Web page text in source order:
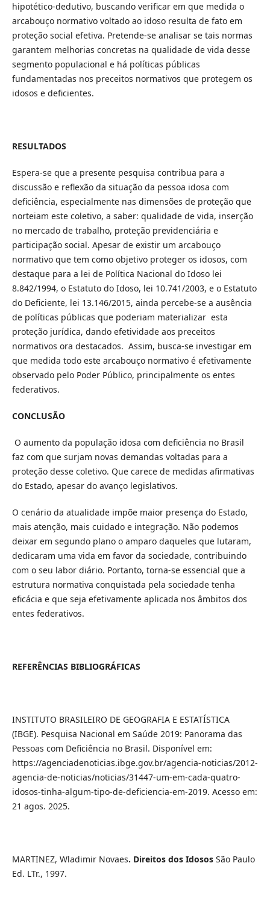
hipotético-dedutivo, buscando verificar em que medida o
arcabouço normativo voltado ao idoso resulta de fato em
proteção social efetiva. Pretende-se analisar se tais normas
garantem melhorias concretas na qualidade de vida desse
segmento populacional e há políticas públicas
fundamentadas nos preceitos normativos que protegem os
idosos e deficientes.
RESULTADOS
Espera-se que a presente pesquisa contribua para a
discussão e reflexão da situação da pessoa idosa com
deficiência, especialmente nas dimensões de proteção que
norteiam este coletivo, a saber: qualidade de vida, inserção
no mercado de trabalho, proteção previdenciária e
participação social. Apesar de existir um arcabouço
normativo que tem como objetivo proteger os idosos, com
destaque para a lei de Política Nacional do Idoso lei
8.842/1994, o Estatuto do Idoso, lei 10.741/2003, e o Estatuto
do Deficiente, lei 13.146/2015, ainda percebe-se a ausência
de políticas públicas que poderiam materializar esta
proteção jurídica, dando efetividade aos preceitos
normativos ora destacados. Assim, busca-se investigar em
que medida todo este arcabouço normativo é efetivamente
observado pelo Poder Público, principalmente os entes
federativos.
CONCLUSÃO
O aumento da população idosa com deficiência no Brasil
faz com que surjam novas demandas voltadas para a
proteção desse coletivo. Que carece de medidas afirmativas
do Estado, apesar do avanço legislativos.
O cenário da atualidade impõe maior presença do Estado,
mais atenção, mais cuidado e integração. Não podemos
deixar em segundo plano o amparo daqueles que lutaram,
dedicaram uma vida em favor da sociedade, contribuindo
com o seu labor diário. Portanto, torna-se essencial que a
estrutura normativa conquistada pela sociedade tenha
eficácia e que seja efetivamente aplicada nos âmbitos dos
entes federativos.
REFERÊNCIAS BIBLIOGRÁFICAS
INSTITUTO BRASILEIRO DE GEOGRAFIA E ESTATÍSTICA
(IBGE). Pesquisa Nacional em Saúde 2019: Panorama das
Pessoas com Deficiência no Brasil. Disponível em:
https://agenciadenoticias.ibge.gov.br/agencia-noticias/2012-
agencia-de-noticias/noticias/31447-um-em-cada-quatro-
idosos-tinha-algum-tipo-de-deficiencia-em-2019. Acesso em:
21 agos. 2025.
MARTINEZ, Wladimir Novaes. Direitos dos Idosos São Paulo
Ed. LTr., 1997.